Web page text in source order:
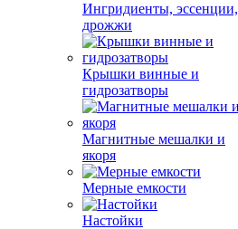
Ингридиенты, эссенции,
дрожжи
Крышки винные и
гидрозатворы
Магнитные мешалки и
якоря
Мерные емкости
Настойки